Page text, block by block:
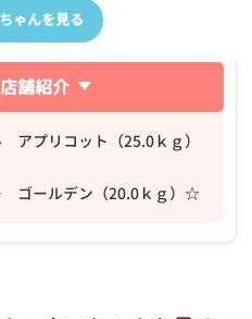
ゃんを見る
舗紹介
プリコット（25.0ｋｇ）
ールデン（20.0ｋｇ）☆